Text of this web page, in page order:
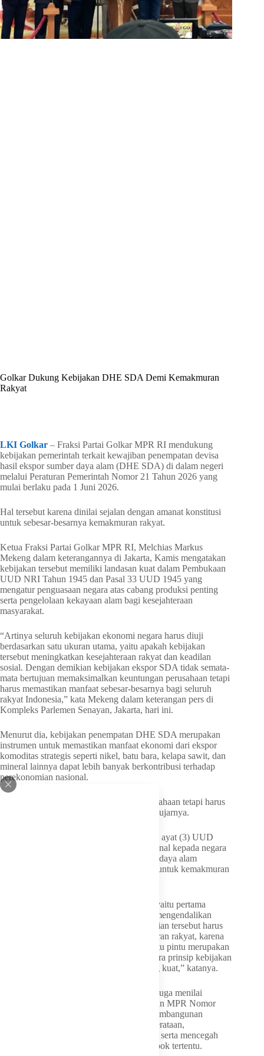
Golkar Dukung Kebijakan DHE SDA Demi Kemakmuran
Rakyat
LKI Golkar – Fraksi Partai Golkar MPR RI mendukung
kebijakan pemerintah terkait kewajiban penempatan devisa
hasil ekspor sumber daya alam (DHE SDA) di dalam negeri
melalui Peraturan Pemerintah Nomor 21 Tahun 2026 yang
mulai berlaku pada 1 Juni 2026.
Hal tersebut karena dinilai sejalan dengan amanat konstitusi
untuk sebesar-besarnya kemakmuran rakyat.
Ketua Fraksi Partai Golkar MPR RI, Melchias Markus
Mekeng dalam keterangannya di Jakarta, Kamis mengatakan
kebijakan tersebut memiliki landasan kuat dalam Pembukaan
UUD NRI Tahun 1945 dan Pasal 33 UUD 1945 yang
mengatur penguasaan negara atas cabang produksi penting
serta pengelolaan kekayaan alam bagi kesejahteraan
masyarakat.
“Artinya seluruh kebijakan ekonomi negara harus diuji
berdasarkan satu ukuran utama, yaitu apakah kebijakan
tersebut meningkatkan kesejahteraan rakyat dan keadilan
sosial. Dengan demikian kebijakan ekspor SDA tidak semata-
mata bertujuan memaksimalkan keuntungan perusahaan tetapi
harus memastikan manfaat sebesar-besarnya bagi seluruh
rakyat Indonesia,” kata Mekeng dalam keterangan pers di
Kompleks Parlemen Senayan, Jakarta, hari ini.
Menurut dia, kebijakan penempatan DHE SDA merupakan
instrumen untuk memastikan manfaat ekonomi dari ekspor
komoditas strategis seperti nikel, batu bara, kelapa sawit, dan
mineral lainnya dapat lebih banyak berkontribusi terhadap
perekonomian nasional.
“Jadi manfaat itu bukan hanya untuk perusahaan tetapi harus
untuk rakyat Indonesia sebesar-besarnya,” ujarnya.
Mekeng menjelaskan Pasal 33 ayat (2) dan ayat (3) UUD
1945 memberikan kewenangan konstitusional kepada negara
untuk mengendalikan pengelolaan sumber daya alam
sekaligus memastikan hasilnya digunakan untuk kemakmuran
“Dari norma ini lahir dua prinsip penting, yaitu pertama
negara memiliki hak konstitusional untuk mengendalikan
pengelolaan SDA. Yang kedua, pengendalian tersebut harus
bertujuan sebesar-besarnya bagi kemakmuran rakyat, karena
komoditas yang menjadi sasaran ekspor satu pintu merupakan
bagian kekayaan alam nasional, maka secara prinsip kebijakan
tersebut memiliki dasar konstitusional yang kuat,” katanya.
Selain mengacu pada UUD 1945, Golkar juga menilai
kebijakan tersebut sejalan dengan Ketetapan MPR Nomor
XVI/MPR/1998 yang menegaskan arah pembangunan
ekonomi nasional untuk memperkuat pemerataan,
memperbesar peran pelaku usaha nasional, serta mencegah
pemusatan kekuatan ekonomi pada kelompok tertentu.